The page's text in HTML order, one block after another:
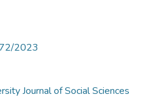
2023
Journal of Social Sciences